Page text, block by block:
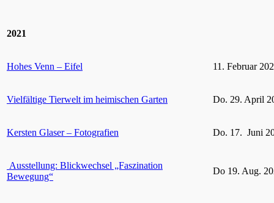
2021
Hohes Venn – Eifel 11. Februar
Vielfältige Tierwelt im heimischen Garten Do. 29. April
Kersten Glaser – Fotografien Do. 17. Juni
Ausstellung: Blickwechsel „Faszination
Bewegung“
Do 19. Aug.